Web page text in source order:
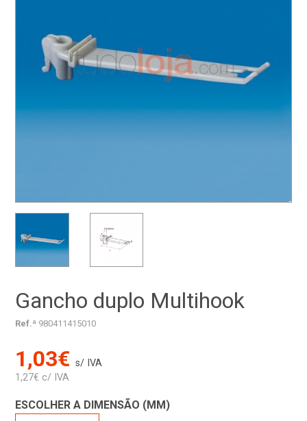
Gancho duplo Multihook
Ref.ª 980411415010
1,03€ s/ IVA
1,27€ c/ IVA
ESCOLHER A DIMENSÃO (MM)